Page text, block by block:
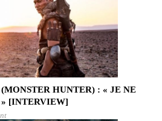
HUNTER) : « JE NE
» [INTERVIEW]